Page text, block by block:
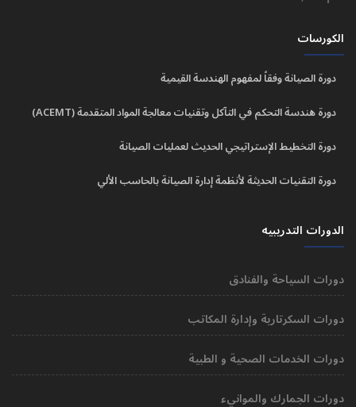
الكورسات
دورة الصيانة وفقاً لمفهوم الهندسة القيمية
دورة هندسة التحكم في التآكل وتقنيات معالجة المواد المتقدمة (ACEMT)
دورة التخطيط الإستراتيجي الحديث لعمليات الصيانة
دورة التقنيات الحديثة لأنظمة إدارة الصيانة بالحاسب الألي
الدورات التدريبيه
دورات السياحة والفنادق
دورات السكرتارية وإدارة المكاتب
دورات الخدمات الصحية و الطبية
دورات الجمارك والموانيء